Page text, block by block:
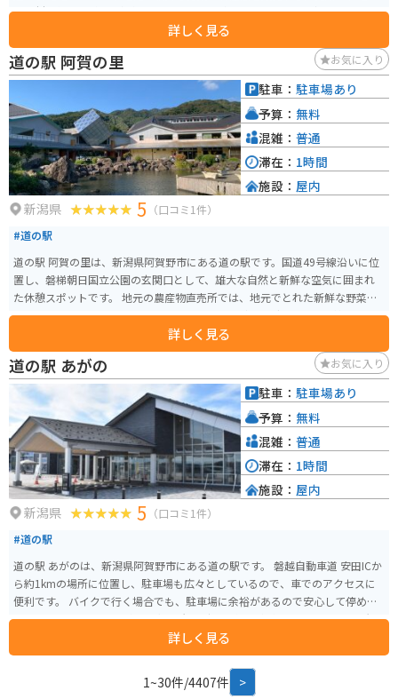
の食材を使った料理を提供するレストランがあります。特に、南会津町産の
そば粉を使った手打ちそばは人気メニューです。また、会津地方の伝統工芸
品や民芸品なども販売しており、お土産探しにも最適です。 バイクで訪れる
場合、道の駅 しもごうは、駐車場が広く、休憩場所としても最適です。周辺
には、観音沼森林公園や塔のへつりなど、自然豊かな観光スポットも多くあ
ります。特に、観音沼森林公園は、ブナ林に囲まれた神秘的な沼で、ハイキ
ングやバードウォッチングを楽しむことができます。また、塔のへつりは、
凝灰岩が侵食されてできた奇岩群で、国の天然記念物にも指定されていま
す。 道の駅 しもごうは、南会津地方の魅力が詰まった道の駅です。ドライブ
やツーリングの途中に、ぜひお立ち寄りください。
詳しく見る
道の駅 阿賀の里 お気に入り
新潟県 5 （口コミ1件）
#道の駅
道の駅 阿賀の里は、新潟県阿賀野市にある道の駅です。国道49号線沿いに位
置し、磐梯朝日国立公園の玄関口として、雄大な自然と新鮮な空気に囲まれ
た休憩スポットです。 地元の農産物直売所では、地元でとれた新鮮な野菜や
果物をはじめ、阿賀野市の特産品である「ヤスダヨーグルト」や「笹だん
ご」など、お土産に最適な商品が数多く販売されています。また、レストラン
では、地元産の食材を使った郷土料理や、手打ちそばなどが楽しめます。 バ
イクで訪れる場合、道の駅には広い駐車場が完備されているので安心です。
周辺には、磐梯吾妻スカイラインや奥只見シルバーラインなど、景観の美し
いワインディングロードが数多く走り、ツーリングの拠点としても最適で
す。 道の駅 阿賀の里は、自然豊かな環境の中で、地元の美味しいものを味わ
ったり、景色を楽しんだり、ゆっくりと休憩できる場所です。ドライブやツ
ーリングの途中に、ぜひお立ち寄りください。
詳しく見る
駐車： 駐車場あり
予算： 無料
混雑： 普通
滞在： 1時間
施設： 屋内
道の駅 あがの お気に入り
新潟県 5 （口コミ1件）
#道の駅
道の駅 あがのは、新潟県阿賀野市にある道の駅です。 磐越自動車道 安田ICか
ら約1kmの場所に位置し、駐車場も広々としているので、車でのアクセスに
便利です。 バイクで行く場合でも、駐車場に余裕があるので安心して停めら
れます。 地元の農産物が並ぶ直売所や、郷土料理を提供するレストラン、観
光案内所などを併設しており、ドライブ中の休憩スポットとして人気があり
ます。 特産品としては、地元産コシヒカリや新鮮な野菜、笹団子などが人気
いるので、観光拠点としても利用できます。 特に五頭温泉郷は、開湯1300年
詳しく見る
駐車： 駐車場あり
予算： 無料
混雑： 普通
滞在： 1時間
施設： 屋内
1~30件/4407件 >